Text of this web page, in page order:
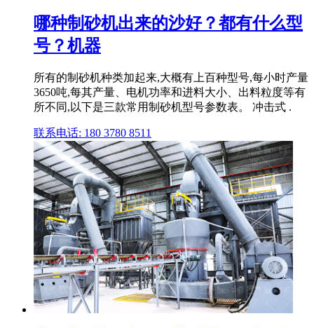
哪种制砂机出来的沙好？都有什么型
号？机器
所有的制砂机种类加起来,大概有上百种型号,每小时产量
3650吨,每其产量、电机功率和进料大小、出料粒度等有
所不同,以下是三款常用制砂机型号参数表。 冲击式 .
联系电话: 180 3780 8511